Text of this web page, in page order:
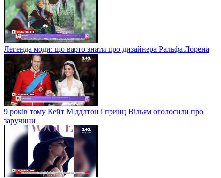
Легенда моди: що варто знати про дизайнера Ральфа Лорена
9 років тому Кейт Міддлтон і принц Вільям оголосили про
заручини